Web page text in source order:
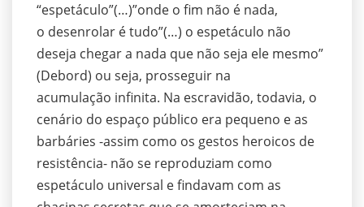
“espetáculo”(…)”onde o fim não é nada,
o desenrolar é tudo”(…) o espetáculo não
deseja chegar a nada que não seja ele mesmo”
(Debord) ou seja, prosseguir na
acumulação infinita. Na escravidão, todavia, o
cenário do espaço público era pequeno e as
barbáries -assim como os gestos heroicos de
resistência- não se reproduziam como
espetáculo universal e findavam com as